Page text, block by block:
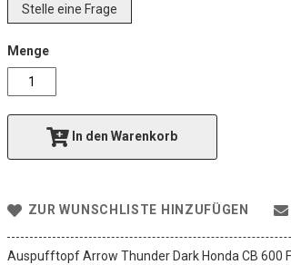
Stelle eine Frage
Menge
In den Warenkorb
ZUR WUNSCHLISTE HINZUFÜGEN
Auspufftopf Arrow Thunder Dark Honda CB 600